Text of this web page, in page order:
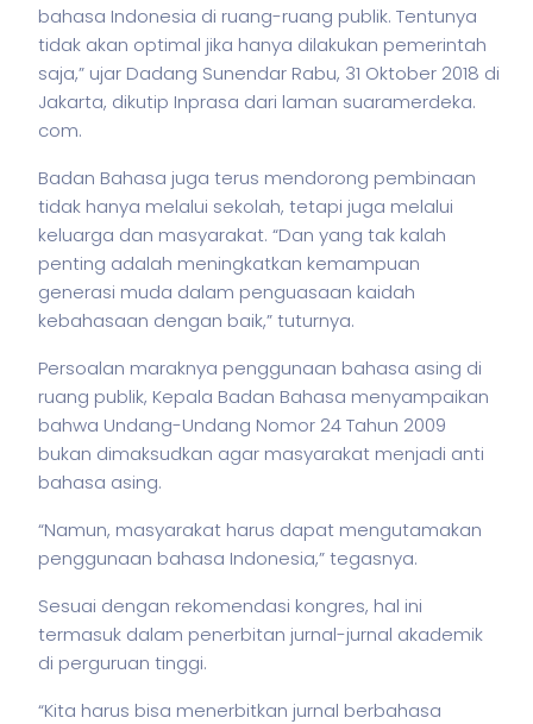
bahasa Indonesia di ruang-ruang publik. Tentunya
tidak akan optimal jika hanya dilakukan pemerintah
saja,” ujar Dadang Sunendar Rabu, 31 Oktober 2018 di
Jakarta, dikutip Inprasa dari laman suaramerdeka.
com.
Badan Bahasa juga terus mendorong pembinaan
tidak hanya melalui sekolah, tetapi juga melalui
keluarga dan masyarakat. “Dan yang tak kalah
penting adalah meningkatkan kemampuan
generasi muda dalam penguasaan kaidah
kebahasaan dengan baik,” tuturnya.
Persoalan maraknya penggunaan bahasa asing di
ruang publik, Kepala Badan Bahasa menyampaikan
bahwa Undang-Undang Nomor 24 Tahun 2009
bukan dimaksudkan agar masyarakat menjadi anti
bahasa asing.
“Namun, masyarakat harus dapat mengutamakan
penggunaan bahasa Indonesia,” tegasnya.
Sesuai dengan rekomendasi kongres, hal ini
termasuk dalam penerbitan jurnal-jurnal akademik
di perguruan tinggi.
“Kita harus bisa menerbitkan jurnal berbahasa